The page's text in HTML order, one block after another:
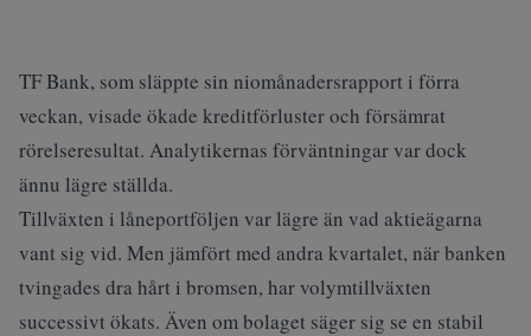
TF Bank, som släppte sin niomånadersrapport i förra
veckan, visade ökade kreditförluster och försämrat
rörelseresultat. Analytikernas förväntningar var dock
ännu lägre ställda.
Tillväxten i låneportföljen var lägre än vad aktieägarna
vant sig vid. Men jämfört med andra kvartalet, när banken
tvingades dra hårt i bromsen, har volymtillväxten
successivt ökats. Även om bolaget säger sig se en stabil